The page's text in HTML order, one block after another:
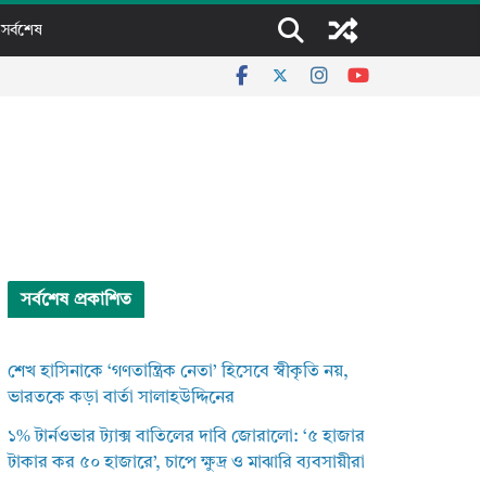
সর্বশেষ
সর্বশেষ প্রকাশিত
শেখ হাসিনাকে ‘গণতান্ত্রিক নেতা’ হিসেবে স্বীকৃতি নয়,
ভারতকে কড়া বার্তা সালাহউদ্দিনের
১% টার্নওভার ট্যাক্স বাতিলের দাবি জোরালো: ‘৫ হাজার
টাকার কর ৫০ হাজারে’, চাপে ক্ষুদ্র ও মাঝারি ব্যবসায়ীরা